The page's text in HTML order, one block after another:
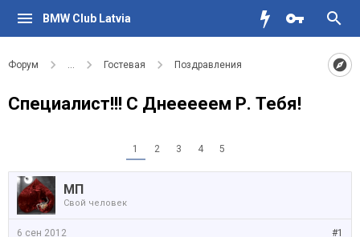
BMW Club Latvia
Форум ... Гостевая Поздравления
Специалист!!! С Днееееем Р. Тебя!
1 2 3 4 5
МП
Свой человек
#1
6 сен 2012